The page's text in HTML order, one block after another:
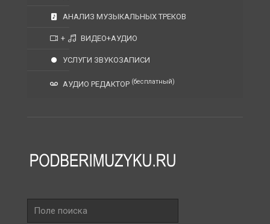
АНАЛИЗ МУЗЫКАЛЬНЫХ ТРЕКОВ
+ ВИДЕО+АУДИО
УСЛУГИ ЗВУКОЗАПИСИ
АУДИО РЕДАКТОР (бесплатный)
поиска